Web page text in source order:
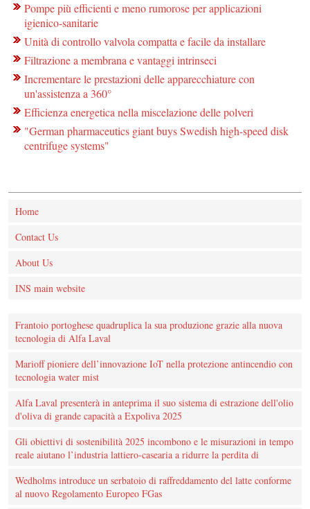
Pompe più efficienti e meno rumorose per applicazioni
igienico-sanitarie
Unità di controllo valvola compatta e facile da installare
Filtrazione a membrana e vantaggi intrinseci
Incrementare le prestazioni delle apparecchiature con
un'assistenza a 360°
Efficienza energetica nella miscelazione delle polveri
"German pharmaceutics giant buys Swedish high-speed disk
centrifuge systems"
Home
Contact Us
About Us
INS main website
Frantoio portoghese quadruplica la sua produzione grazie alla nuova
tecnologia di Alfa Laval
Marioff pioniere dell’innovazione IoT nella protezione antincendio con
tecnologia water mist
Alfa Laval presenterà in anteprima il suo sistema di estrazione dell'olio
d'oliva di grande capacità a Expoliva 2025
Gli obiettivi di sostenibilità 2025 incombono e le misurazioni in tempo
reale aiutano l’industria lattiero-casearia a ridurre la perdita di
Wedholms introduce un serbatoio di raffreddamento del latte conforme
al nuovo Regolamento Europeo FGas